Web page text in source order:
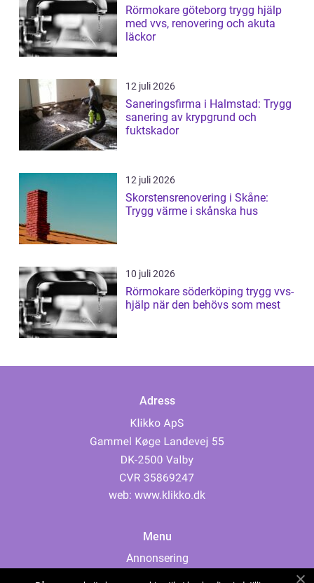
Rörmokare göteborg trygg hjälp
med vvs, renovering och akuta
läckor
12 juli 2026
Saneringsfirma i Halmstad: Trygg
sanering av krypgrund och
fuktskador
12 juli 2026
Skorstensrenovering i Skåne:
Trygg värme i skånska hus
10 juli 2026
Rörmokare söderköping trygg vvs-
hjälp när den behövs som mest
Adress
web: www.klikko.dk
Menu
Annonsering